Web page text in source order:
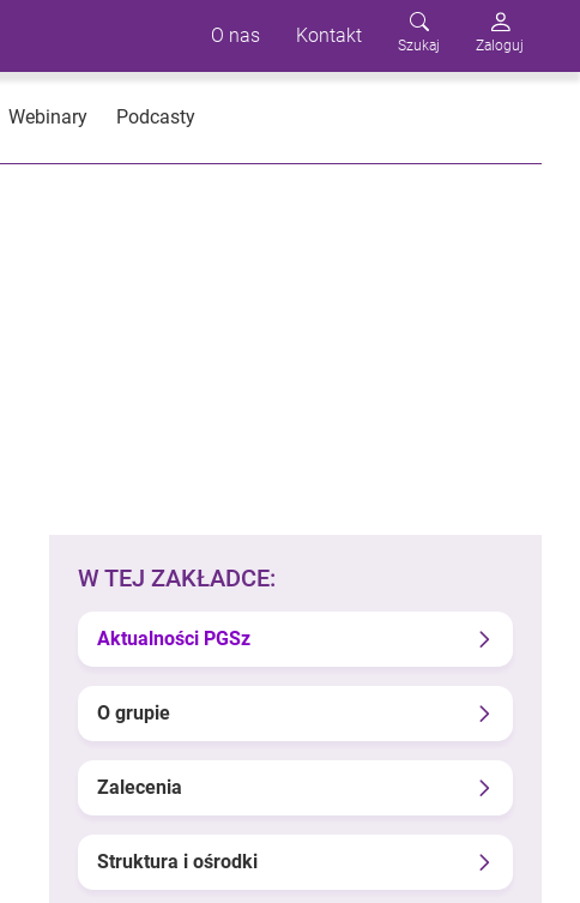
O nas Kontakt Szukaj Zaloguj
Webinary Podcasty
W TEJ ZAKŁADCE:
Aktualności PGSz
O grupie
Zalecenia
Struktura i ośrodki